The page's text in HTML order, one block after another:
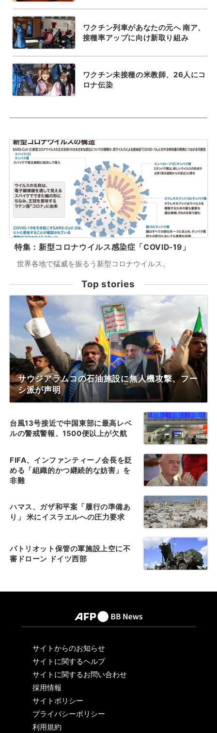
ワクチン列車があなたの元へ 南ア、
接種率アップに向け新取り組み
ワクチン未接種の米教師、26人にコ
ロナ伝染
特集：新型コロナウイルス感染症「COVID-19」
世界各地で猛威を振るう新型コロナウイルス。
Top stories
サウジアラムコの石油施設に無人機攻撃、フー
シ派が声明
台風13号接近で中国東部に最高レベ
ルの警戒警報、1500便以上が欠航
FIFA、インファンティーノ会長を貶
める「組織的かつ継続的な妨害」を
非難
ハマス、ガザ和平案「履行の準備あ
り」 米にイスラエルへの圧力要求
パトリオット保管の軍施設上空に不
審ドローン ドイツ西部
サイトからのお知らせ
サイトに関するヘルプ
サイトに関するお問い合わせ
採用情報
サイトポリシー
プライバシーポリシー
利用規約